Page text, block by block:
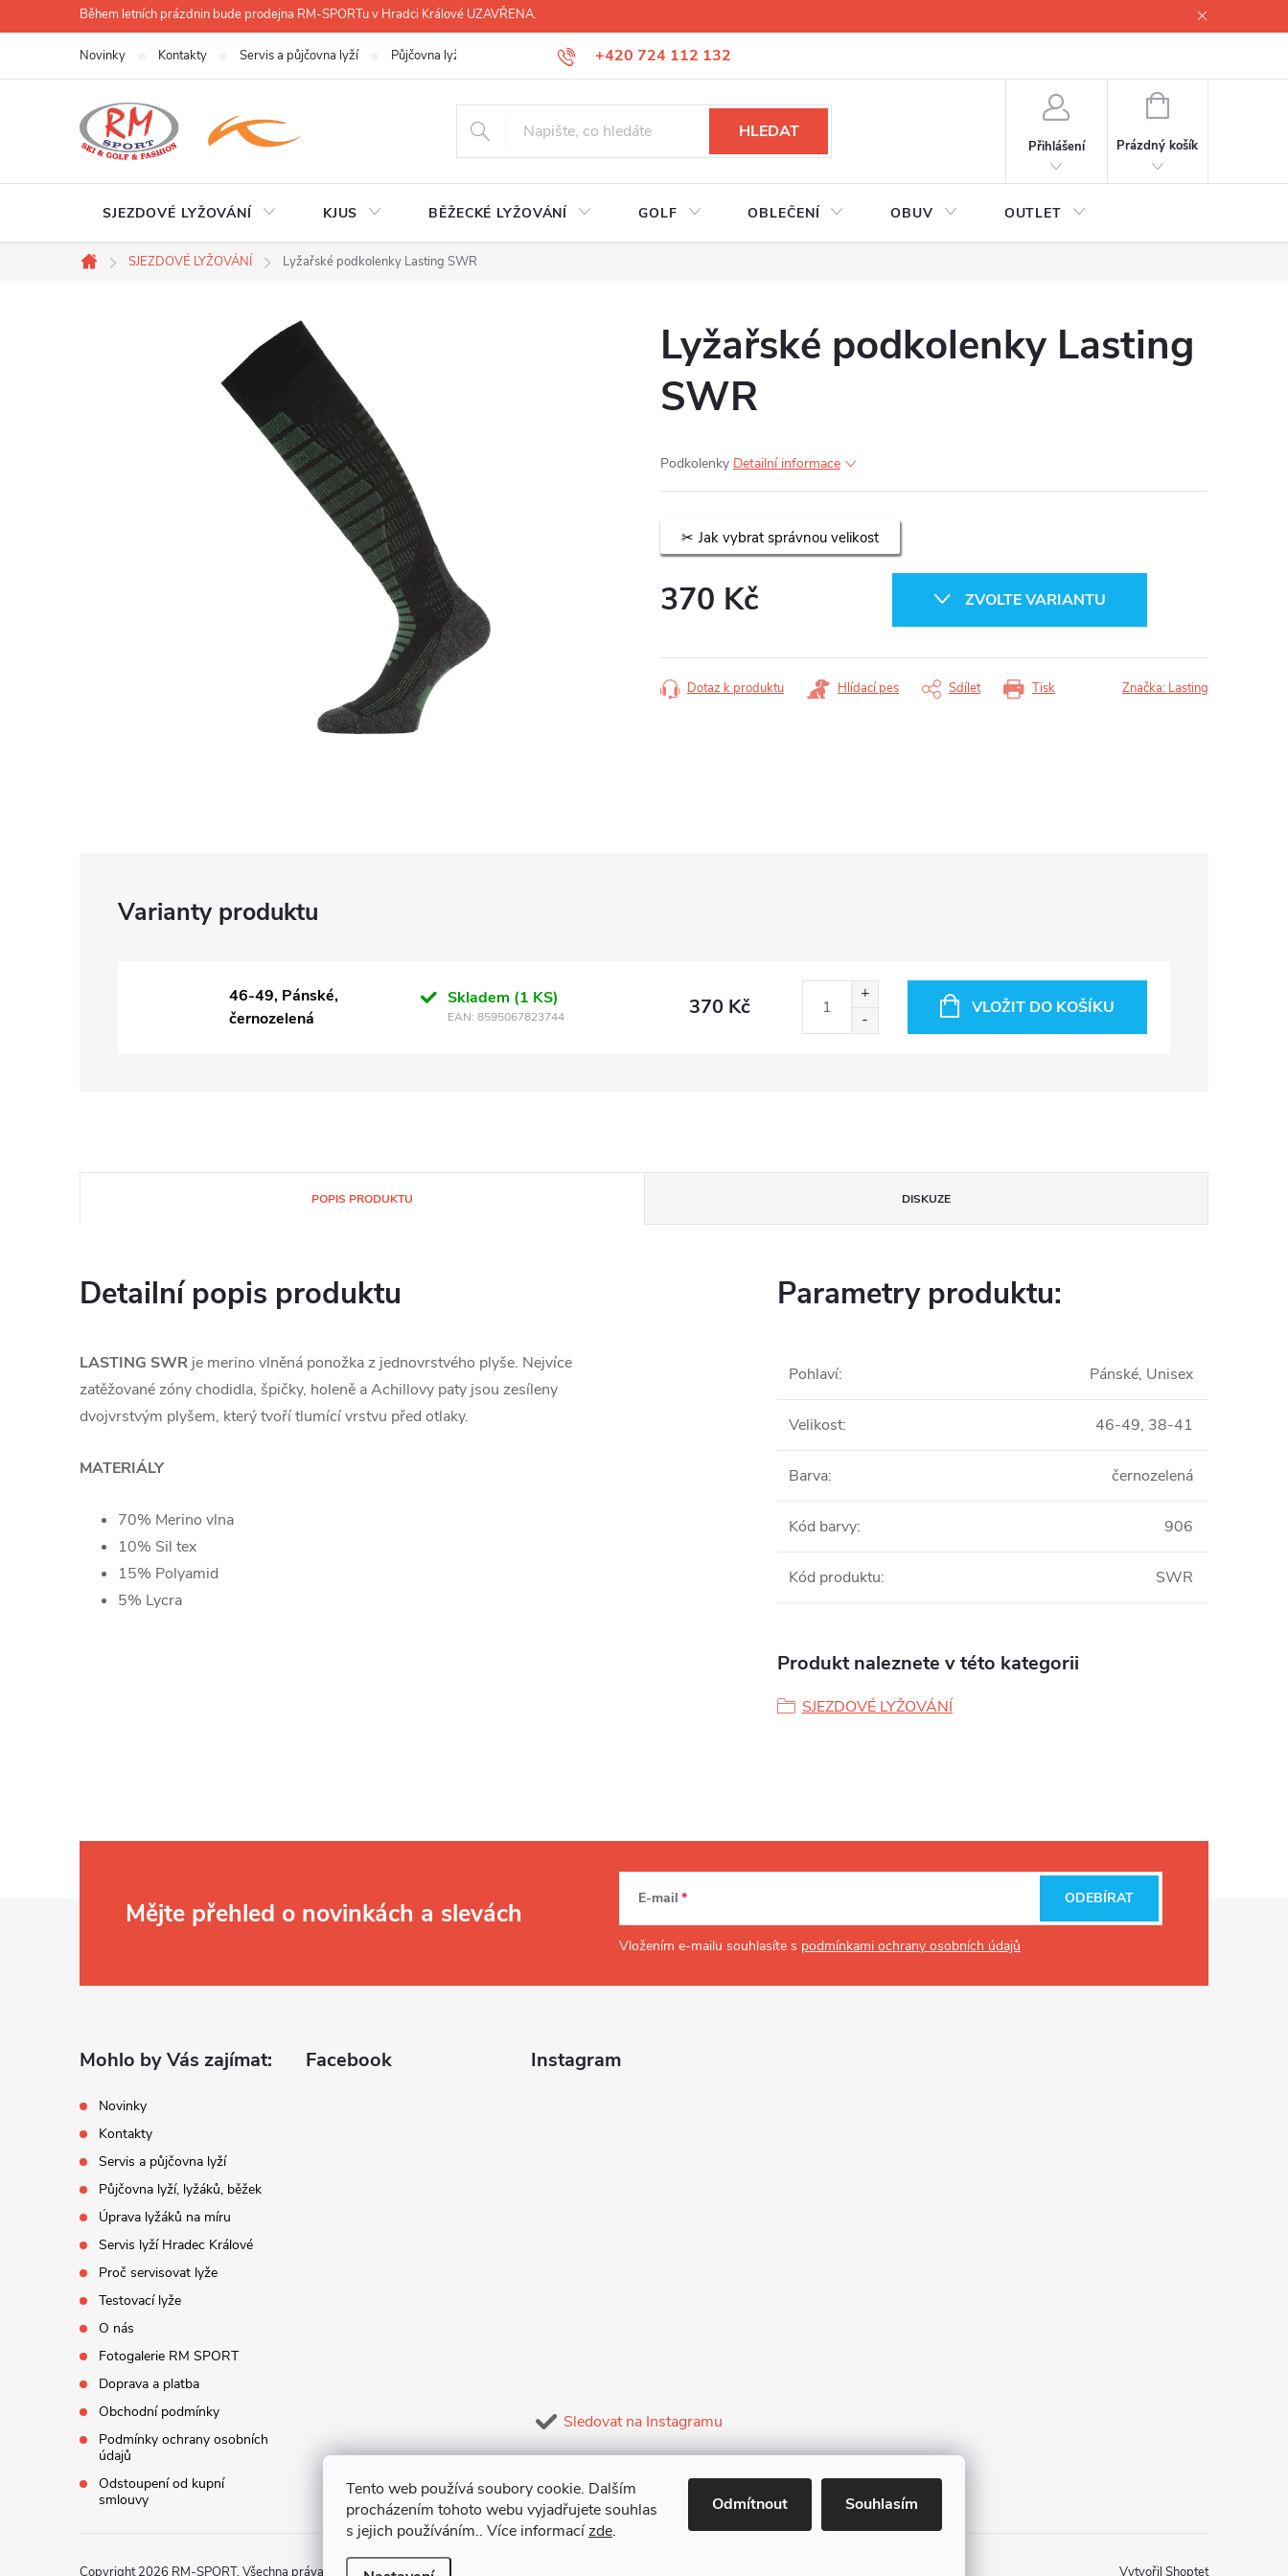
Tento web používá soubory cookie. Dalším
procházením tohoto webu vyjadřujete souhlas
s jejich používáním.. Více informacízde.
Odmítnout Souhlasím
na
Během letních prázdnin bude prodejna RM-SPORTu v Hradci Králové UZAVŘENA.
+420 724 112 132
Novinky Kontakty Servis a půjčovna lyží Půjčovna lyží, lyžáků, běžek Úprava lyžáků na míru
HLEDAT
Přihlášení
NÁKUPNÍ
Prázdný košík
SJEZDOVÉ LYŽOVÁNÍ KJUS BĚŽECKÉ LYŽOVÁNÍ GOLF OBLEČENÍ OBUV OUTLET
Domů
SJEZDOVÉ LYŽOVÁNÍ Lyžařské podkolenky Lasting SWR
Lyžařské podkolenky Lasting
SWR
Podkolenky Detailní informace
Jak vybrat správnou velikost
370 Kč ZVOLTE VARIANTU
Tisk
Dotaz k produktu Hlídací pes Sdílet Značka: Lasting
46-49, Pánské,
černozelená
Skladem (1 KS)
EAN: 8595067823744 370 Kč VLOŽIT DO KOŠÍKU
POPIS PRODUKTU DISKUZE
Detailní popis produktu
LASTING SWR je merino vlněná ponožka z jednovrstvého plyše. Nejvíce
zatěžované zóny chodidla, špičky, holeně a Achillovy paty jsou zesíleny
dvojvrstvým plyšem, který tvoří tlumící vrstvu před otlaky.
MATERIÁLY
70% Merino vlna
10% Sil tex
15% Polyamid
5% Lycra
Parametry produktu:
Pohlaví: Pánské, Unisex
Velikost: 46-49, 38-41
Barva: černozelená
Kód barvy: 906
Kód produktu: SWR
Produkt naleznete v této kategorii
SJEZDOVÉ LYŽOVÁNÍ
Mějte přehled o novinkách a slevách E-mail
Vložením e-mailu souhlasíte s podmínkami ochrany osobních údajů
ODEBÍRAT
Mohlo by Vás zajímat:
Novinky
Kontakty
Servis a půjčovna lyží
Půjčovna lyží, lyžáků, běžek
Úprava lyžáků na míru
Servis lyží Hradec Králové
Proč servisovat lyže
Testovací lyže
O nás
Fotogalerie RM SPORT
Doprava a platba
Obchodní podmínky
Podmínky ochrany osobních
údajů
Odstoupení od kupní
smlouvy
Facebook Instagram
Sledovat na Instagramu
Vytvořil Shoptet
Copyright 2026 RM-SPORT. Všechna práva vyhrazena.